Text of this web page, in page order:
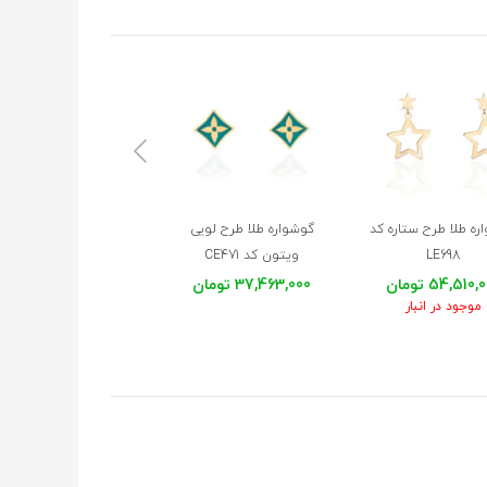
★ ★
★ ★ ★
طلا طرح ستاره کد
LE698
تومان
موجود در انبار
گوشواره طلا طرح لویی
ویتون کد CE471
37,463,000 تومان